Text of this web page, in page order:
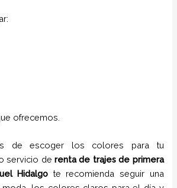
ofrecemos.
de escoger los colores para tu
servicio de renta de trajes de primera
Hidalgo te recomienda seguir una